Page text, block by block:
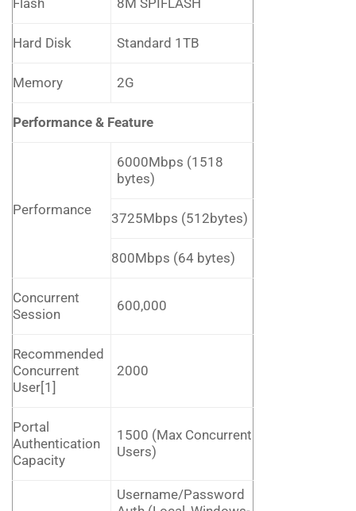
Flash 8M SPIFLASH
Hard Disk Standard 1TB
Memory 2G
Performance & Feature
Performance
6000Mbps (1518
bytes)
3725Mbps (512bytes)
800Mbps (64 bytes)
Concurrent
Session
600,000
Recommended
Concurrent
User[1]
2000
Portal
Authentication
Capacity
1500 (Max Concurrent
Users)
Username/Password